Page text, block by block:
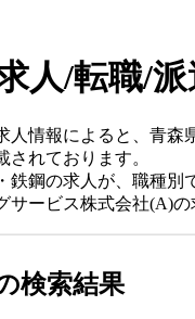
人/転職/派
人情報によると、青森
れております。
鉄鋼の求人が、職種別
サービス株式会社(A)
検索結果